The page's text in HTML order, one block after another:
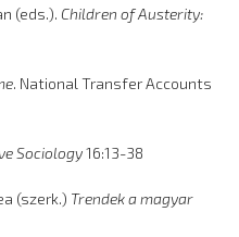
(eds.). Children of Austerity:
. National Transfer Accounts
Sociology16:13-38
(szerk.) Trendek a magyar